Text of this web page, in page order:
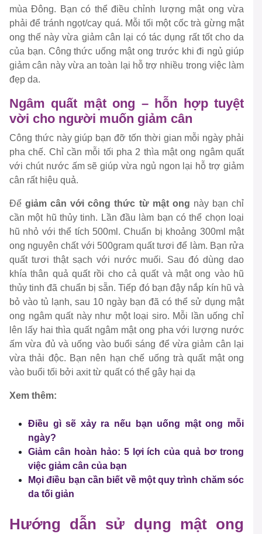
mùa Đông. Bạn có thể điều chỉnh lượng mật ong vừa
phải để tránh ngọt/cay quá. Mỗi tối một cốc trà gừng mật
ong thế này vừa giảm cân lại có tác dụng rất tốt cho da
của bạn. Công thức uống mật ong trước khi đi ngủ giúp
giảm cân này vừa an toàn lại hỗ trợ nhiều trong việc làm
đẹp da.
Ngâm quất mật ong – hỗn hợp tuyệt
vời cho người muốn giảm cân
Công thức này giúp bạn đỡ tốn thời gian mỗi ngày phải
pha chế. Chỉ cần mỗi tối pha 2 thìa mật ong ngâm quất
với chút nước ấm sẽ giúp vừa ngủ ngon lại hỗ trợ giảm
cân rất hiệu quả.
Đểgiảm cân với công thức từ mật ong này bạn chỉ
cần một hũ thủy tinh. Lần đầu làm bạn có thể chọn loại
hũ nhỏ với thể tích 500ml. Chuẩn bị khoảng 300ml mật
ong nguyên chất với 500gram quất tươi để làm. Bạn rửa
quất tươi thật sạch với nước muối. Sau đó dùng dao
khía thân quả quất rồi cho cả quất và mật ong vào hũ
thủy tinh đã chuẩn bị sẵn. Tiếp đó bạn đậy nắp kín hũ và
bỏ vào tủ lạnh, sau 10 ngày bạn đã có thể sử dụng mật
ong ngâm quất này như một loại siro. Mỗi lần uống chỉ
lên lấy hai thìa quất ngâm mật ong pha với lượng nước
ấm vừa đủ và uống vào buổi sáng để vừa giảm cân lại
vừa thải độc. Bạn nên hạn chế uống trà quất mật ong
vào buổi tối bởi axit từ quất có thể gây hại dạ
Xem thêm:
Điều gì sẽ xảy ra nếu bạn uống mật ong mỗi
ngày?
Giảm cân hoàn hảo: 5 lợi ích của quả bơ trong
việc giảm cân của bạn
Mọi điều bạn cần biết về một quy trình chăm sóc
da tối giản
Hướng dẫn sử dụng mật ong